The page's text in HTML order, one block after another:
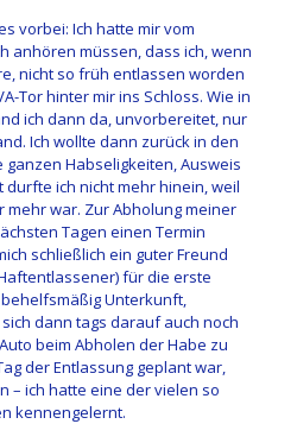
vorbei: Ich hatte mir vom
anhören müssen, dass ich, wenn
nicht so früh entlassen worden
Tor hinter mir ins Schloss. Wie in
ich dann da, unvorbereitet, nur
Ich wollte dann zurück in den
Habseligkeiten, Ausweis
ich nicht mehr hinein, weil
war. Zur Abholung meiner
Tagen einen Termin
schließlich ein guter Freund
für die erste
Unterkunft,
dann tags darauf auch noch
beim Abholen der Habe zu
der Entlassung geplant war,
– ich hatte eine der vielen so
kennengelernt.